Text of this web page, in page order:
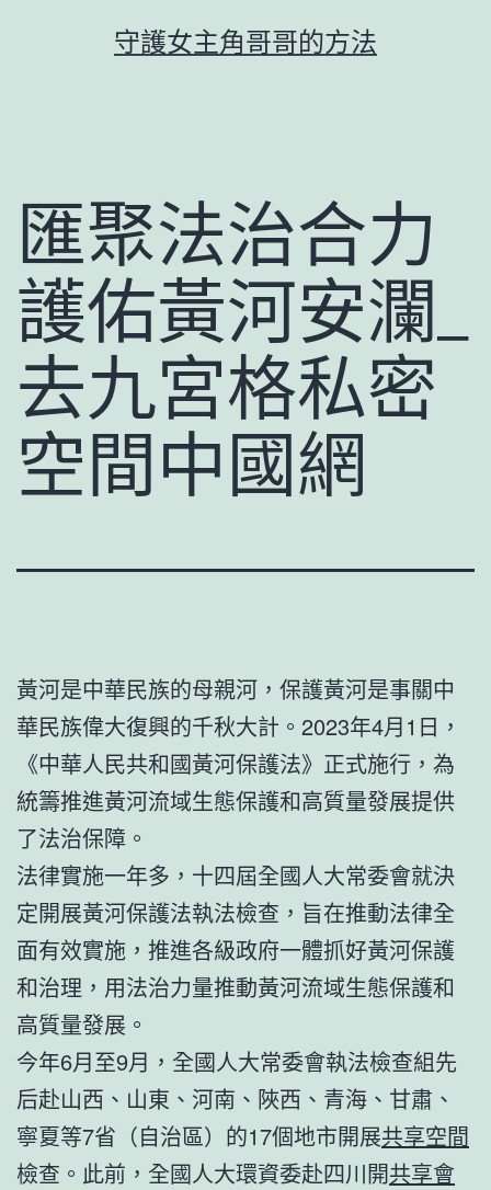
守護女主角哥哥的方法
匯聚法治合力
護佑黃河安瀾_
去九宮格私密
空間中國網
黃河是中華民族的母親河，保護黃河是事關中
華民族偉大復興的千秋大計。2023年4月1日，
《中華人民共和國黃河保護法》正式施行，為
統籌推進黃河流域生態保護和高質量發展提供
了法治保障。
法律實施一年多，十四屆全國人大常委會就決
定開展黃河保護法執法檢查，旨在推動法律全
面有效實施，推進各級政府一體抓好黃河保護
和治理，用法治力量推動黃河流域生態保護和
高質量發展。
今年6月至9月，全國人大常委會執法檢查組先
后赴山西、山東、河南、陜西、青海、甘肅、
寧夏等7省（自治區）的17個地市開展共享空間
檢查。此前，全國人大環資委赴四川開共享會